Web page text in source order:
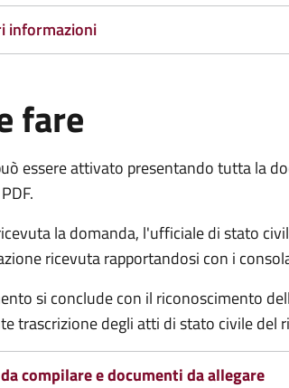
informazioni
fare
essere attivato presentando tutta la
la domanda, l'ufficiale di stato
ricevuta rapportandosi con i
si conclude con il riconoscimento
trascrizione degli atti di stato civile del
compilare e documenti da allegare